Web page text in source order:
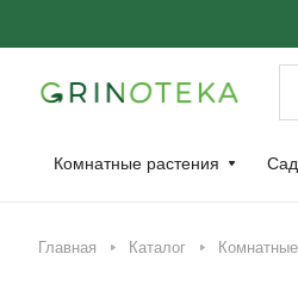
Комнатные растения
Главная Каталог